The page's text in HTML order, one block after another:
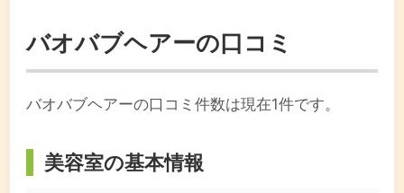
バオバブヘアーの口コミ
バオバブヘアーの口コミ件数は現在1件です。
美容室の基本情報